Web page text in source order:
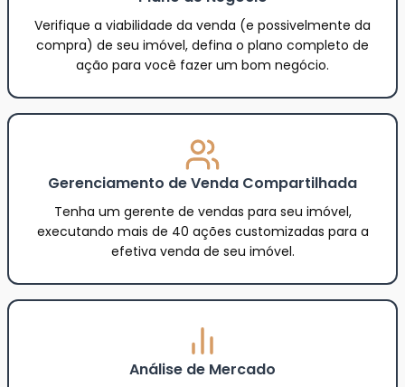
Verifique a viabilidade da venda (e possivelmente da
compra) de seu imóvel, defina o plano completo de
ação para você fazer um bom negócio.
Gerenciamento de Venda Compartilhada
Tenha um gerente de vendas para seu imóvel,
executando mais de 40 ações customizadas para a
efetiva venda de seu imóvel.
Análise de Mercado